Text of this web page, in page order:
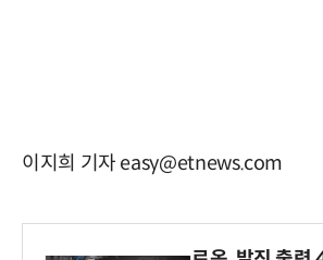
이지희 기자 easy@etnews.com